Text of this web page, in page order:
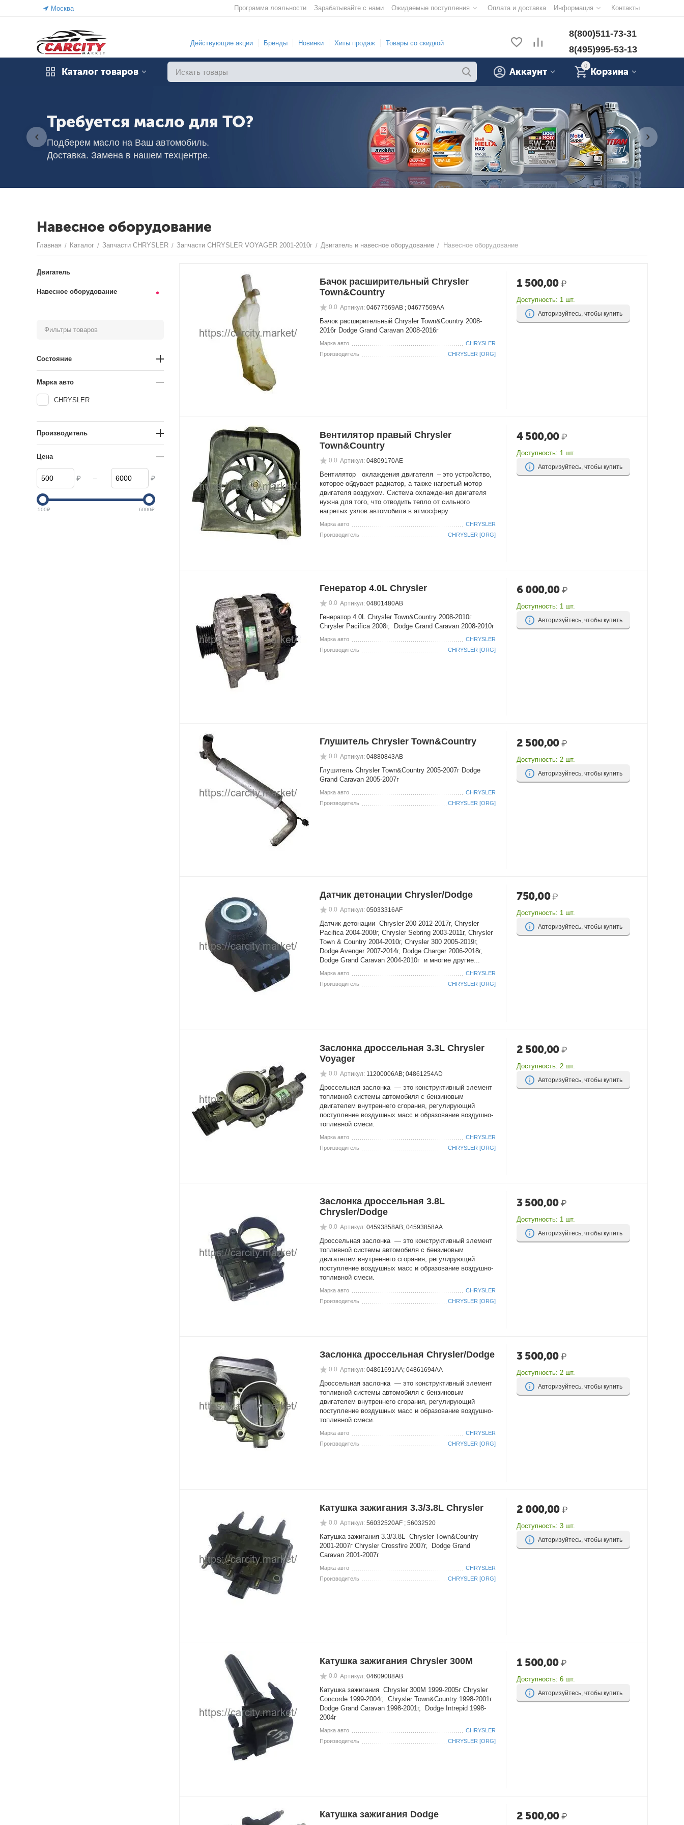
Москва Программа лояльности Зарабатывайте с нами Ожидаемые поступления Оплата и доставка Информация Контакты
Действующие акции Бренды Новинки Хиты продаж Товары со скидкой
8(800)511-73-31
8(495)995-53-13
Каталог товаров
0
Корзина
Аккаунт
Требуется масло для ТО?
Подберем масло на Ваш автомобиль.
Доставка. Замена в нашем техцентре.
Навесное оборудование
Главная / Каталог / Запчасти CHRYSLER / Запчасти CHRYSLER VOYAGER 2001-2010г / Двигатель и навесное оборудование / Навесное оборудование
Бачок расширительный Chrysler
Town&Country
0.0 Артикул: 04677569AB ; 04677569AA
Бачок расширительный Chrysler Town&Country 2008-
2016г Dodge Grand Caravan 2008-2016г
Марка авто
CHRYSLER
Производитель
CHRYSLER [ORG]
1 500,00 ₽
Доступность: 1 шт.
Авторизуйтесь, чтобы купить
Вентилятор правый Chrysler
Town&Country
0.0 Артикул: 04809170AE
Вентилятор охлаждения двигателя – это устройство,
которое обдувает радиатор, а также нагретый мотор
двигателя воздухом. Система охлаждения двигателя
нужна для того, что отводить тепло от сильного
нагретых узлов автомобиля в атмосферу
Марка авто
CHRYSLER
Производитель
CHRYSLER [ORG]
4 500,00 ₽
Доступность: 1 шт.
Авторизуйтесь, чтобы купить
Генератор 4.0L Chrysler
0.0 Артикул: 04801480AB
Генератор 4.0L Chrysler Town&Country 2008-2010г
Chrysler Pacifica 2008г, Dodge Grand Caravan 2008-2010г
Марка авто
CHRYSLER
Производитель
CHRYSLER [ORG]
6 000,00 ₽
Доступность: 1 шт.
Авторизуйтесь, чтобы купить
Глушитель Chrysler Town&Country
0.0 Артикул: 04880843АВ
Глушитель Chrysler Town&Country 2005-2007г Dodge
Grand Caravan 2005-2007г
Марка авто
CHRYSLER
Производитель
CHRYSLER [ORG]
2 500,00 ₽
Доступность: 2 шт.
Авторизуйтесь, чтобы купить
Датчик детонации Chrysler/Dodge
0.0 Артикул: 05033316AF
Датчик детонации Chrysler 200 2012-2017г, Chrysler
Pacifica 2004-2008г, Chrysler Sebring 2003-2011г, Chrysler
Town & Country 2004-2010г, Chrysler 300 2005-2019г,
Dodge Avenger 2007-2014г, Dodge Charger 2006-2018г,
Dodge Grand Caravan 2004-2010г и многие другие...
Марка авто
CHRYSLER
Производитель
CHRYSLER [ORG]
750,00 ₽
Доступность: 1 шт.
Авторизуйтесь, чтобы купить
Заслонка дроссельная 3.3L Chrysler
Voyager
0.0 Артикул: 11200006AB; 04861254AD
Дроссельная заслонка — это конструктивный элемент
топливной системы автомобиля с бензиновым
двигателем внутреннего сгорания, регулирующий
поступление воздушных масс и образование воздушно-
топливной смеси.
Марка авто
CHRYSLER
Производитель
CHRYSLER [ORG]
2 500,00 ₽
Доступность: 2 шт.
Авторизуйтесь, чтобы купить
Заслонка дроссельная 3.8L
Chrysler/Dodge
0.0 Артикул: 04593858AB; 04593858AA
Дроссельная заслонка — это конструктивный элемент
топливной системы автомобиля с бензиновым
двигателем внутреннего сгорания, регулирующий
поступление воздушных масс и образование воздушно-
топливной смеси.
Марка авто
CHRYSLER
Производитель
CHRYSLER [ORG]
3 500,00 ₽
Доступность: 1 шт.
Авторизуйтесь, чтобы купить
Заслонка дроссельная Chrysler/Dodge
0.0 Артикул: 04861691AA; 04861694AA
Дроссельная заслонка — это конструктивный элемент
топливной системы автомобиля с бензиновым
двигателем внутреннего сгорания, регулирующий
поступление воздушных масс и образование воздушно-
топливной смеси.
Марка авто
CHRYSLER
Производитель
CHRYSLER [ORG]
3 500,00 ₽
Доступность: 2 шт.
Авторизуйтесь, чтобы купить
Катушка зажигания 3.3/3.8L Chrysler
0.0 Артикул: 56032520AF ; 56032520
Катушка зажигания 3.3/3.8L Chrysler Town&Country
2001-2007г Chrysler Crossfire 2007г, Dodge Grand
Caravan 2001-2007г
Марка авто
CHRYSLER
Производитель
CHRYSLER [ORG]
2 000,00 ₽
Доступность: 3 шт.
Авторизуйтесь, чтобы купить
Катушка зажигания Chrysler 300M
0.0 Артикул: 04609088AB
Катушка зажигания Chrysler 300M 1999-2005г Chrysler
Concorde 1999-2004г, Chrysler Town&Country 1998-2001г
Dodge Grand Caravan 1998-2001г, Dodge Intrepid 1998-
2004г
Марка авто
CHRYSLER
Производитель
CHRYSLER [ORG]
1 500,00 ₽
Доступность: 6 шт.
Авторизуйтесь, чтобы купить
Катушка зажигания Dodge 2 500,00 ₽
Двигатель
Навесное оборудование
Фильтры товаров
Состояние
Марка авто
CHRYSLER
Производитель
Цена
₽ – ₽
500₽ 6000₽